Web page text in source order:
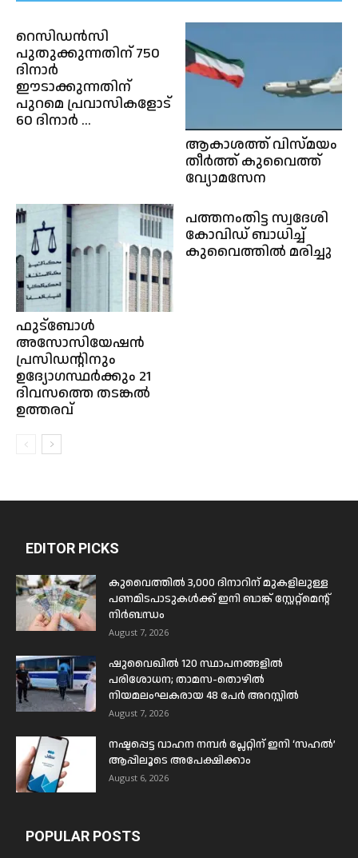
റെസിഡൻസി
പുതുക്കുന്നതിന് 750
ദിനാർ
ഈടാക്കുന്നതിന്
പുറമെ പ്രവാസികളോട്
60 ദിനാർ ...
ആകാശത്ത് വിസ്മയം
തീർത്ത് കുവൈത്ത്
വ്യോമസേന
ഫുട്ബോൾ
അസോസിയേഷൻ
പ്രസിഡൻ്റിനും
ഉദ്യോഗസ്ഥർക്കും 21
ദിവസത്തെ തടങ്കൽ
ഉത്തരവ്
പത്തനംതിട്ട സ്വദേശി
കോവിഡ് ബാധിച്ച്
കുവൈത്തിൽ മരിച്ചു
EDITOR PICKS
കുവൈത്തിൽ 3,000 ദിനാറിന് മുകളിലുള്ള
പണമിടപാടുകൾക്ക് ഇനി ബാങ്ക് സ്റ്റേറ്റ്മെന്റ്
നിർബന്ധം
August 7, 2026
ഷുവൈഖിൽ 120 സ്ഥാപനങ്ങളിൽ
പരിശോധന; താമസ-തൊഴിൽ
നിയമലംഘകരായ 48 പേർ അറസ്റ്റിൽ
August 7, 2026
നഷ്ടപ്പെട്ട വാഹന നമ്പർ പ്ലേറ്റിന് ഇനി ‘സഹൽ’
ആപ്പിലൂടെ അപേക്ഷിക്കാം
August 6, 2026
POPULAR POSTS